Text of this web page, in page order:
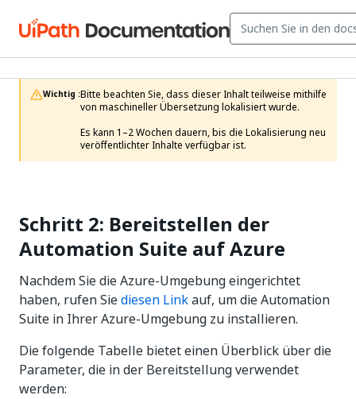
Wichtig :Bitte beachten Sie, dass dieser Inhalt teilweise mithilfe
von maschineller Übersetzung lokalisiert wurde.
Es kann 1–2 Wochen dauern, bis die Lokalisierung neu
veröffentlichter Inhalte verfügbar ist.
Schritt 2: Bereitstellen der
Automation Suite auf Azure
Nachdem Sie die Azure-Umgebung eingerichtet
haben, rufen Siediesen Linkauf, um die Automation
Suite in Ihrer Azure-Umgebung zu installieren.
Die folgende Tabelle bietet einen Überblick über die
Parameter, die in der Bereitstellung verwendet
werden: